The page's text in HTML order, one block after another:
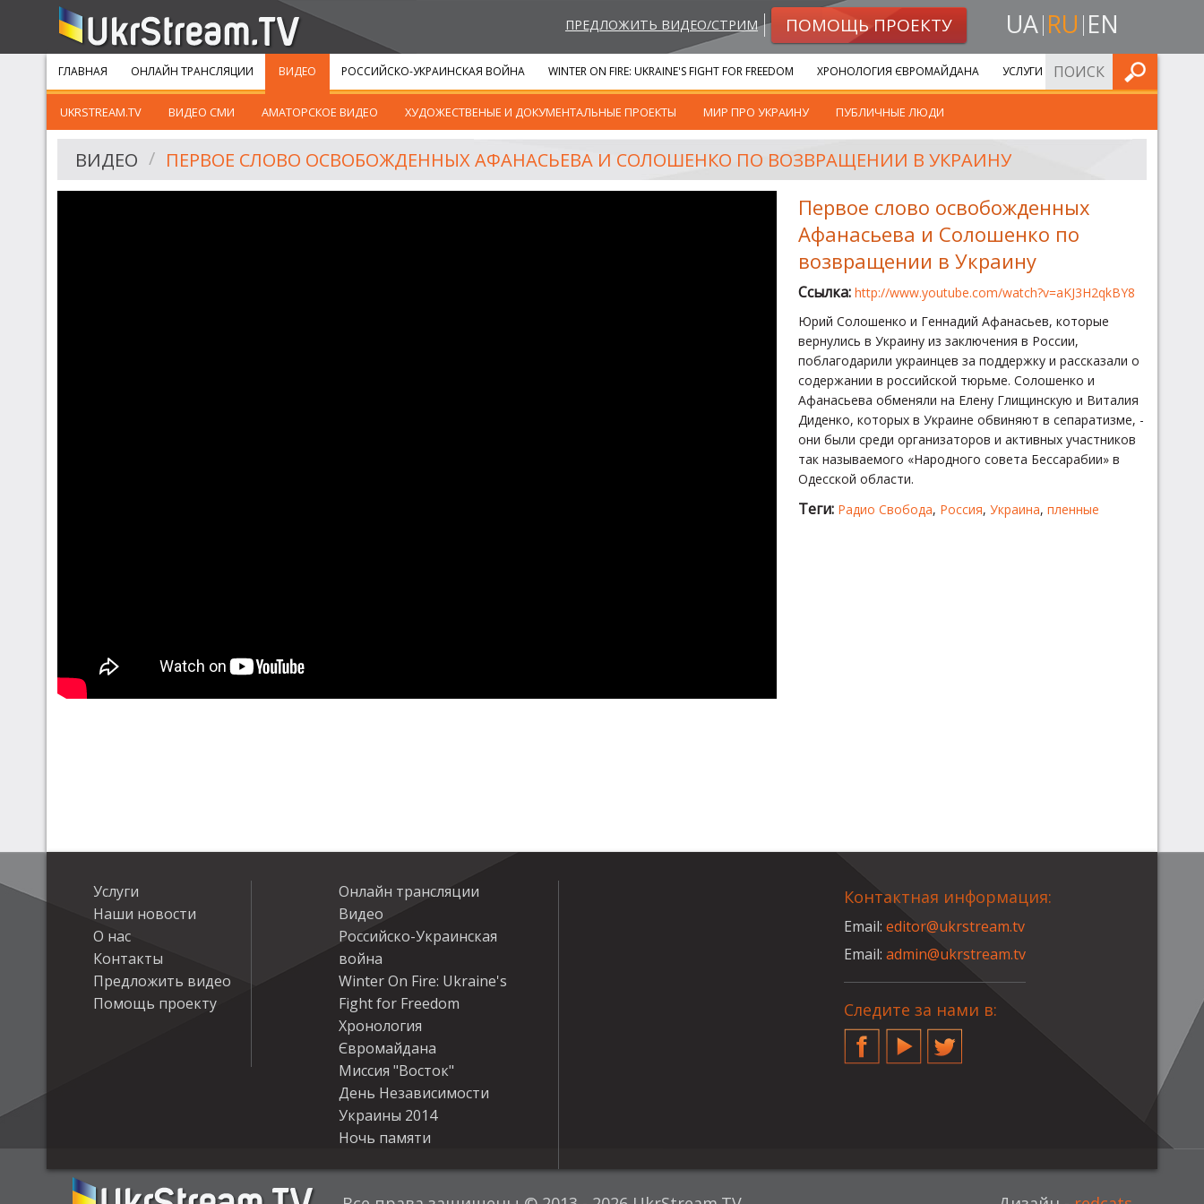
ПРЕДЛОЖИТЬ ВИДЕО/СТРИМ ПОМОЩЬ ПРОЕКТУ UA RU EN
ГЛАВНАЯ ОНЛАЙН ТРАНСЛЯЦИИ ВИДЕО
UKRSTREAM.TV ВИДЕО СМИ АМАТОРСКОЕ ВИДЕО ХУДОЖЕСТВЕНЫЕ И ДОКУМЕНТАЛЬНЫЕ ПРОЕКТЫ МИР ПРО УКРАИНУ ПУБЛИЧНЫЕ ЛЮДИ
РОССИЙСКО-УКРАИНСКАЯ ВОЙНА WINTER ON FIRE: UKRAINE'S FIGHT FOR FREEDOM ХРОНОЛОГИЯ ЄВРОМАЙДАНА УСЛУГИ ИСКАТЬ
ВИДЕО ПЕРВОЕ СЛОВО ОСВОБОЖДЕННЫХ АФАНАСЬЕВА И СОЛОШЕНКО ПО ВОЗВРАЩЕНИИ В УКРАИНУ
Первое слово освобожденных
Афанасьева и Солошенко по
возвращении в Украину
Ссылка: http://www.youtube.com/watch?v=aKJ3H2qkBY8
Юрий Солошенко и Геннадий Афанасьев, которые
вернулись в Украину из заключения в России,
поблагодарили украинцев за поддержку и рассказали о
содержании в российской тюрьме. Солошенко и
Афанасьева обменяли на Елену Глищинскую и Виталия
Диденко, которых в Украине обвиняют в сепаратизме, -
они были среди организаторов и активных участников
так называемого «Народного совета Бессарабии» в
Одесской области.
Теги: Радио Свобода, Россия, Украина, пленные
Услуги
Наши новости
О нас
Контакты
Предложить видео
Помощь проекту
Онлайн трансляции
Видео
Российско-Украинская
война
Winter On Fire: Ukraine's
Fight for Freedom
Хронология
Євромайдана
Миссия "Восток"
День Независимости
Украины 2014
Ночь памяти
Контактная информация:
Email:editor@ukrstream.tv
Email:admin@ukrstream.tv
Следите за нами в:
FacebookYouTubeTwitter